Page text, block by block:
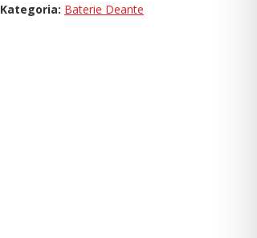
Kategoria: Baterie Deante